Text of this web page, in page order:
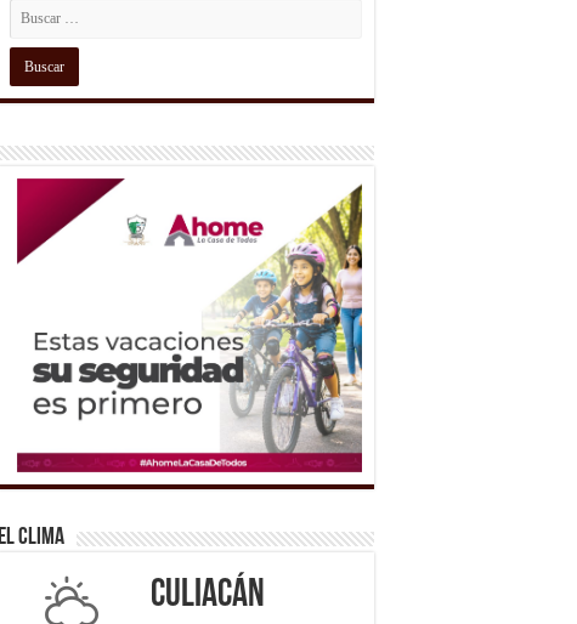
El Clima
Culiacán